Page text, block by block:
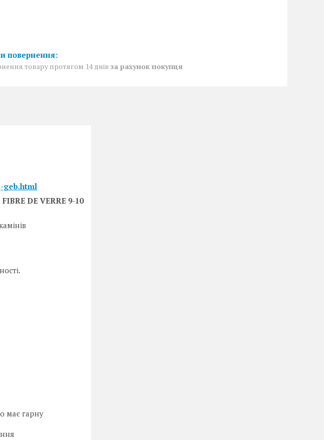
товару протягом 14 днів за рахунок покупця
geb.html
DE VERRE 9-10
має гарну